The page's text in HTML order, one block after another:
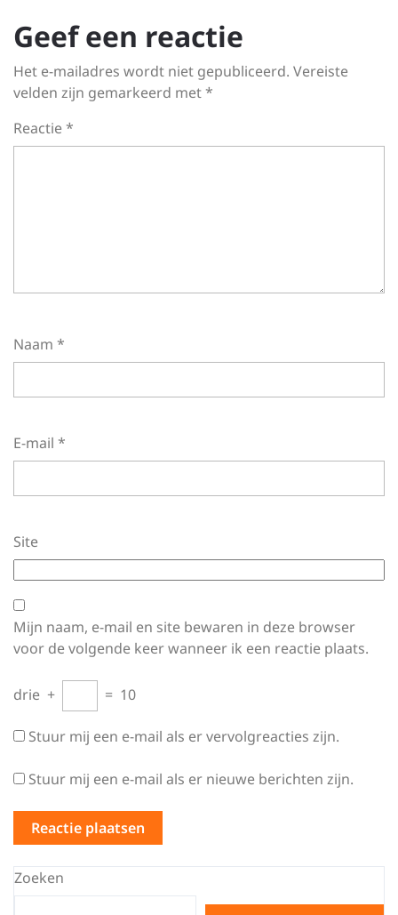
Geef een reactie
Het e-mailadres wordt niet gepubliceerd. Vereiste
velden zijn gemarkeerd met*
Reactie*
Naam *
E-mail *
Site
Mijn naam, e-mail en site bewaren in deze browser
voor de volgende keer wanneer ik een reactie plaats.
drie + = 10
Stuur mij een e-mail als er vervolgreacties zijn.
Stuur mij een e-mail als er nieuwe berichten zijn.
Zoeken